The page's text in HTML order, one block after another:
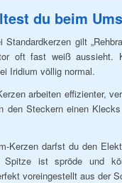
du beim
gilt
oft fast weiß aussieht.
Iridium völlig normal.
arbeiten effizienter,
den Steckern einen
Kerzen darfst du den
ist spröde und
voreingestellt aus der